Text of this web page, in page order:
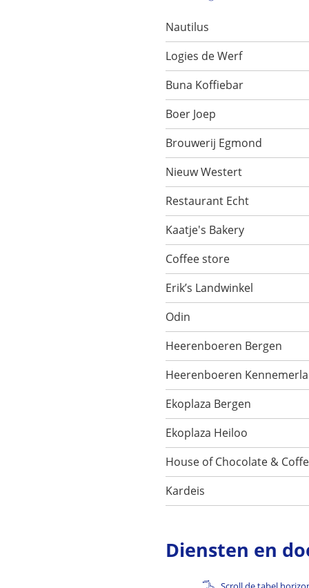
Nautilus
Logies de Werf
Buna Koffiebar
Boer Joep
Brouwerij Egmond
Nieuw Westert
Restaurant Echt
Kaatje's Bakery
Coffee store
Erik’s Landwinkel
Odin
Heerenboeren Bergen
Heerenboeren
Ekoplaza Bergen
Ekoplaza Heiloo
House of Chocolate &
Kardeis
Diensten en